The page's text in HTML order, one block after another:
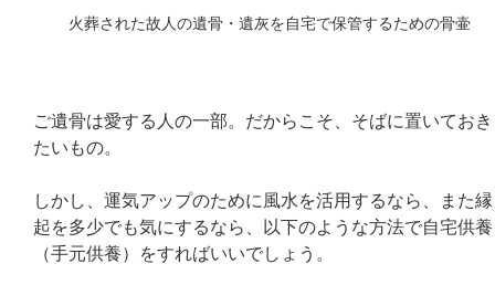
火葬された故人の遺骨・遺灰を自宅で保管するための骨壷
ご遺骨は愛する人の一部。だからこそ、そばに置いておき
たいもの。
しかし、運気アップのために風水を活用するなら、また縁
起を多少でも気にするなら、以下のような方法で自宅供養
（手元供養）をすればいいでしょう。